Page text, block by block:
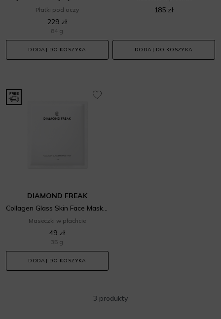
Płatki pod oczy
229 zł
84 g
DODAJ DO KOSZYKA
185 zł
DODAJ DO KOSZYKA
DIAMOND FREAK
Collagen Glass Skin Face Mask 35 g
Maseczki w płachcie
49 zł
35 g
DODAJ DO KOSZYKA
3 produkty